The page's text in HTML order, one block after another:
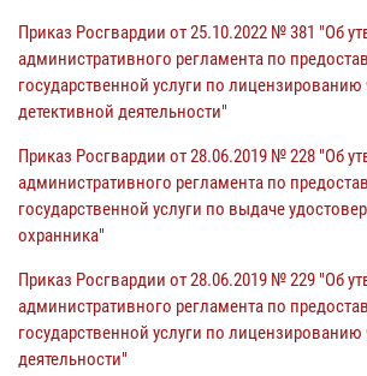
Приказ Росгвардии от 25.10.2022 № 381 "Об
административного регламента по
государственной услуги по лицензированию
детективной деятельности"
Приказ Росгвардии от 28.06.2019 № 228 "Об
административного регламента по
государственной услуги по выдаче
охранника"
Приказ Росгвардии от 28.06.2019 № 229 "Об
административного регламента по
государственной услуги по
деятельности"